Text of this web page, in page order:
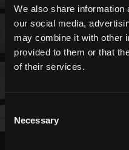
We also share information
our social media,
may combine it with other
provided to them or that
of their services.
Consent
Selection
Necessary
Surfaces
DÉCOUVREZ LES